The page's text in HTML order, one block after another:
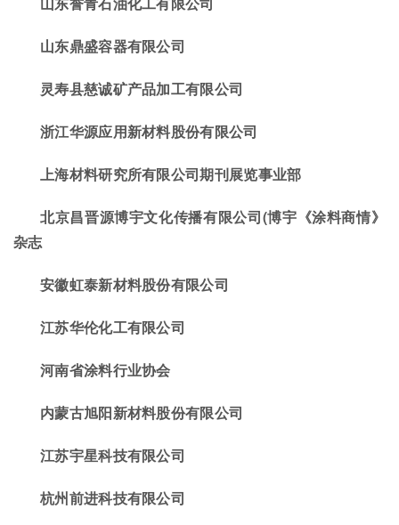
山东鼎盛容器有限公司
灵寿县慈诚矿产品加工有限公司
浙江华源应用新材料股份有限公司
上海材料研究所有限公司期刊展览事业部
北京昌晋源博宇文化传播有限公司(博宇《涂料商情》
杂志
安徽虹泰新材料股份有限公司
江苏华伦化工有限公司
河南省涂料行业协会
内蒙古旭阳新材料股份有限公司
江苏宇星科技有限公司
杭州前进科技有限公司